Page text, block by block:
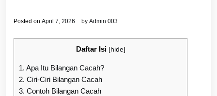
Posted on April 7, 2026 by Admin 003
Daftar Isi [hide]
1. Apa Itu Bilangan Cacah?
2. Ciri-Ciri Bilangan Cacah
3. Contoh Bilangan Cacah